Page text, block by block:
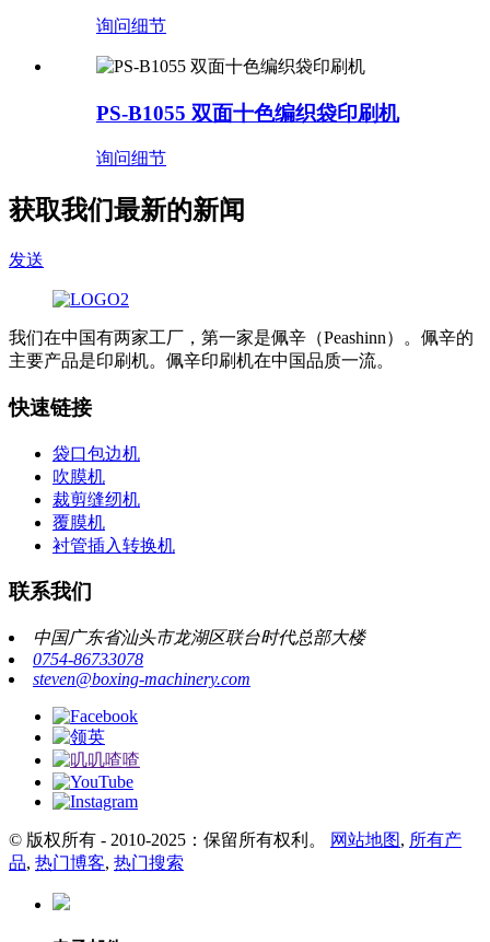
询问细节
PS-B1055 双面十色编织袋印刷机
询问细节
获取我们最新的新闻
发送
我们在中国有两家工厂，第一家是佩辛（Peashinn）。佩辛的
主要产品是印刷机。佩辛印刷机在中国品质一流。
快速链接
袋口包边机
吹膜机
裁剪缝纫机
覆膜机
衬管插入转换机
联系我们
中国广东省汕头市龙湖区联台时代总部大楼
0754-86733078
steven@boxing-machinery.com
© 版权所有 - 2010-2025：保留所有权利。 网站地图, 所有产
品, 热门博客, 热门搜索